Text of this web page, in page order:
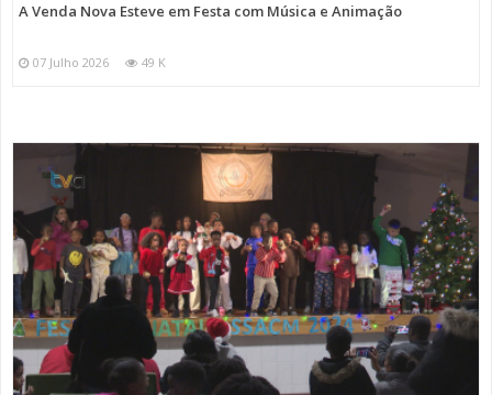
A Venda Nova Esteve em Festa com Música e Animação
07 Julho 2026 49 K